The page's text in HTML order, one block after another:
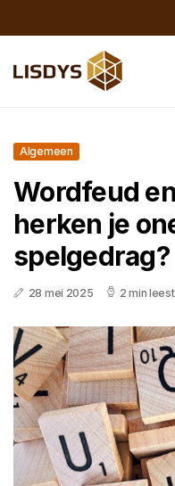
Algemeen
Wordfeud
herken je
spelgedrag?
28 mei 2025 2 min